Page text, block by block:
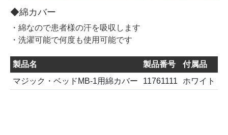
◆綿カバー
・綿なので患者様の汗を吸収します
・洗濯可能で何度も使用可能です
製品名 製品番号 付属品
マジック・ベッドMB-1用綿カバー
11761111 ホワイト